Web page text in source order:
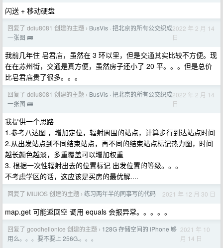
闪送 + 移动硬盘
回复了 ddiu8081 创建的主题 › BusVis · 把北京的所有公交织成
一张图 🚌
2022 年 2 月 14
日
我前几年住 皂君庙，虽然在 3 环以里，但是交通其实比较不方便。现
在在苏州街，交通是真方便，虽然房子还小了 20 平。。。但是总价
比皂君庙贵了很多。。。
回复了 ddiu8081 创建的主题 › BusVis · 把北京的所有公交织成
一张图 🚌
2022 年 2 月 14
日
我提供一个思路
1.参考八达图 ，增加定位，辐射周围的站点，计算步行到达站点时间
2.从出发站点到不同结束站点，再不同的结束站点标记热力图，时间
越长颜色越淡，多重覆盖可以增加权重
3. 根据一次性辐射出去的位置标记 出发位置的等级。。。
不考虑学区的话，这应该是买房的最优解....
回复了 MIUIOS 创建的主题 › 练习两年半的同事写的代码 2021 年 12 月 30 日
map.get 可能返回空 调用 equals 会报异常。。。。。
回复了 goodhellonice 创建的主题 › 128G 存储空间的 iPhone 够
用么。。。要不要上 256G.。。。
2021 年 10
月 14 日